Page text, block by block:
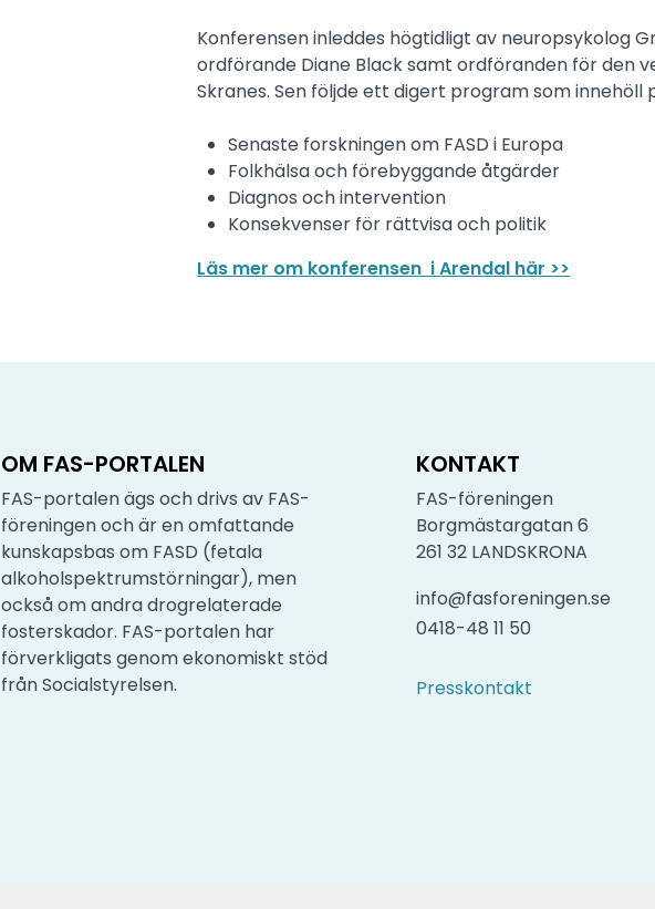
Konferensen inleddes högtidligt av neuropsykolog
ordförande Diane Black samt ordföranden för den
Skranes. Sen följde ett digert program som innehöll
Senaste forskningen om FASD i Europa
Folkhälsa och förebyggande åtgärder
Diagnos och intervention
Konsekvenser för rättvisa och politik
Läs mer om konferensen i Arendal här >>
OM FAS-PORTALEN
FAS-portalen ägs och drivs av FAS-
föreningen och är en omfattande
kunskapsbas om FASD (fetala
alkoholspektrumstörningar), men
också om andra drogrelaterade
fosterskador. FAS-portalen har
förverkligats genom ekonomiskt stöd
från Socialstyrelsen.
KONTAKT
FAS-föreningen
Borgmästargatan 6
261 32 LANDSKRONA
info@fasforeningen.se
0418-48 11 50
Presskontakt